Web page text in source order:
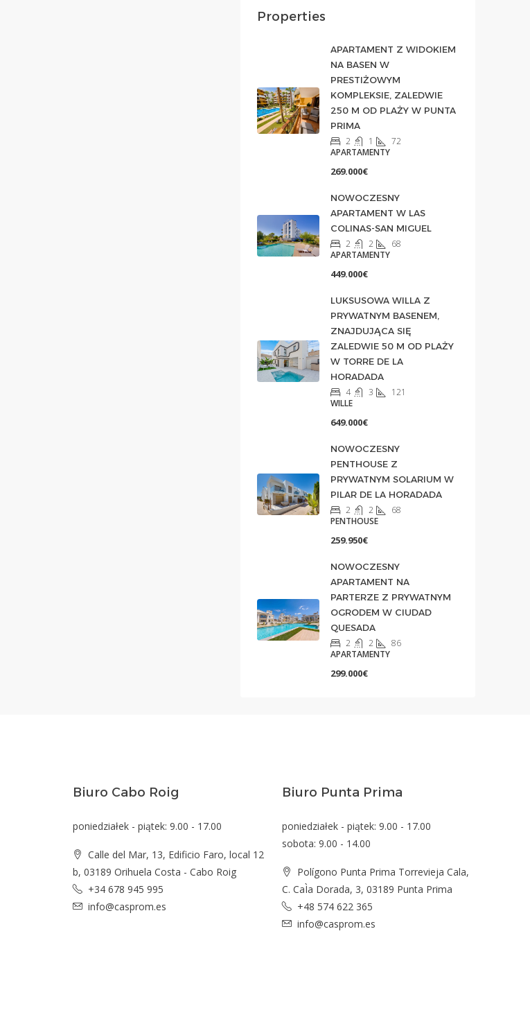
Properties
APARTAMENT Z WIDOKIEM
NA BASEN W
PRESTIŻOWYM
KOMPLEKSIE, ZALEDWIE
250 M OD PLAŻY W PUNTA
PRIMA
2 1
72
APARTAMENTY
269.000€
NOWOCZESNY
APARTAMENT W LAS
COLINAS-SAN MIGUEL
2 2
68
APARTAMENTY
449.000€
LUKSUSOWA WILLA Z
PRYWATNYM BASENEM,
ZNAJDUJĄCA SIĘ
ZALEDWIE 50 M OD PLAŻY
W TORRE DE LA
HORADADA
4 3
121
WILLE
649.000€
NOWOCZESNY
PENTHOUSE Z
PRYWATNYM SOLARIUM W
PILAR DE LA HORADADA
2 2
68
PENTHOUSE
259.950€
NOWOCZESNY
APARTAMENT NA
PARTERZE Z PRYWATNYM
OGRODEM W CIUDAD
QUESADA
2 2
86
APARTAMENTY
299.000€
Biuro Cabo Roig
poniedziałek - piątek: 9.00 - 17.00
Calle del Mar, 13, Edificio Faro, local 12
b, 03189 Orihuela Costa - Cabo Roig
+34 678 945 995
info@casprom.es
Biuro Punta Prima
poniedziałek - piątek: 9.00 - 17.00
sobota: 9.00 - 14.00
Polígono Punta Prima Torrevieja Cala,
C. CaÌa Dorada, 3, 03189 Punta Prima
+48 574 622 365
info@casprom.es